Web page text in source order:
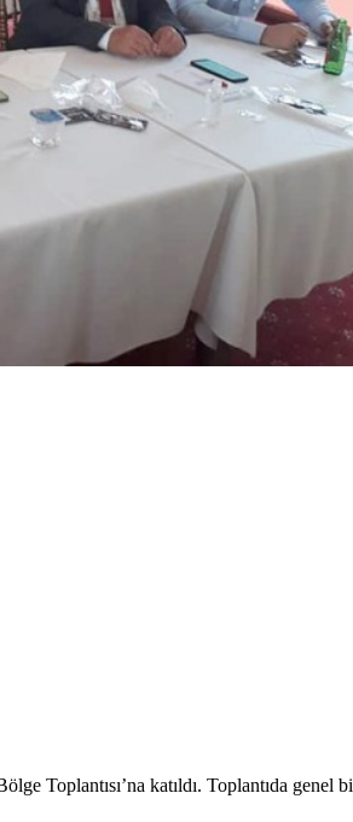
Toplantısı’na katıldı. Toplantıda